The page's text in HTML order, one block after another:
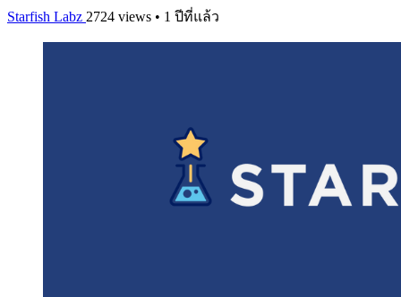
Starfish Labz 2724 views • 1 ปีที่แล้ว